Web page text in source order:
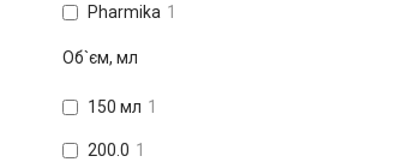
Pharmika 1
Об`єм, мл
150 мл 1
200.0 1